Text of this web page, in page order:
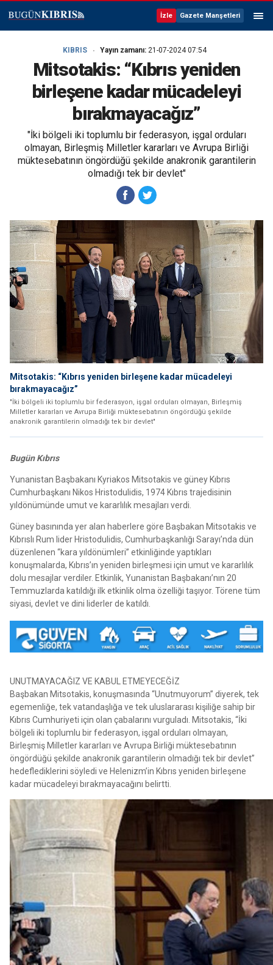
İzle Gazete Manşetleri
KIBRIS Yayın zamanı: 21-07-2024 07:54
Mitsotakis: “Kıbrıs yeniden
birleşene kadar mücadeleyi
bırakmayacağız”
"İki bölgeli iki toplumlu bir federasyon, işgal orduları
olmayan, Birleşmiş Milletler kararları ve Avrupa Birliği
müktesebatının öngördüğü şekilde anakronik garantilerin
olmadığı tek bir devlet"
Mitsotakis: “Kıbrıs yeniden birleşene kadar mücadeleyi
bırakmayacağız”
"İki bölgeli iki toplumlu bir federasyon, işgal orduları olmayan, Birleşmiş
Milletler kararları ve Avrupa Birliği müktesebatının öngördüğü şekilde
anakronik garantilerin olmadığı tek bir devlet"
Bugün Kıbrıs
Yunanistan Başbakanı Kyriakos Mitsotakis ve güney Kıbrıs
Cumhurbaşkanı Nikos Hristodulidis, 1974 Kıbrıs trajedisinin
yıldönümünde umut ve kararlılık mesajları verdi.
Güney basınında yer alan haberlere göre Başbakan Mitsotakis ve
Kıbrıslı Rum lider Hristodulidis, Cumhurbaşkanlığı Sarayı’nda dün
düzenlenen “kara yıldönümleri” etkinliğinde yaptıkları
konuşmalarda, Kıbrıs’ın yeniden birleşmesi için umut ve kararlılık
dolu mesajlar verdiler. Etkinlik, Yunanistan Başbakanı’nın 20
Temmuzlarda katıldığı ilk etkinlik olma özelliği taşıyor. Törene tüm
siyasi, devlet ve dini liderler de katıldı.
UNUTMAYACAĞIZ VE KABUL ETMEYECEĞİZ
Başbakan Mitsotakis, konuşmasında “Unutmuyorum” diyerek, tek
egemenliğe, tek vatandaşlığa ve tek uluslararası kişiliğe sahip bir
Kıbrıs Cumhuriyeti için olan çabalarını vurguladı. Mitsotakis, “İki
bölgeli iki toplumlu bir federasyon, işgal orduları olmayan,
Birleşmiş Milletler kararları ve Avrupa Birliği müktesebatının
öngördüğü şekilde anakronik garantilerin olmadığı tek bir devlet”
hedeflediklerini söyledi ve Helenizm’in Kıbrıs yeniden birleşene
kadar mücadeleyi bırakmayacağını belirtti.